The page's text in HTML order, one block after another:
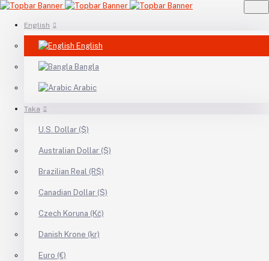
English
English
Bangla
Arabic
Taka
U.S. Dollar ($)
Australian Dollar ($)
Brazilian Real (R$)
Canadian Dollar ($)
Czech Koruna (Kč)
Danish Krone (kr)
Euro (€)